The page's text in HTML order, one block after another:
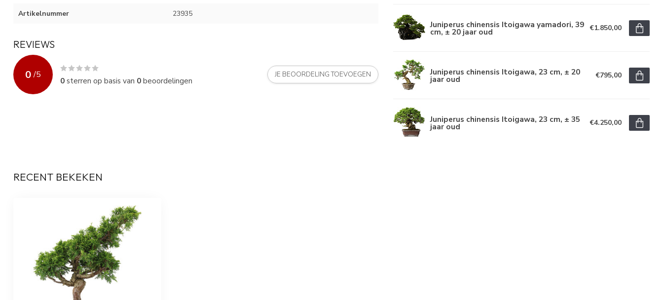
Artikelnummer 23935
REVIEWS
0 /5
0sterren op basis van 0beoordelingen
JE BEOORDELING TOEVOEGEN
Juniperus chinensis Itoigawa yamadori, 39
cm, ± 20 jaar oud €1.850,00
Juniperus chinensis Itoigawa, 23 cm, ± 20
jaar oud €795,00
Juniperus chinensis Itoigawa, 23 cm, ± 35
jaar oud €4.250,00
RECENT BEKEKEN